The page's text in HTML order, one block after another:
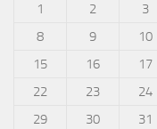
1
2 3
8
9 10
15
16 17
22
23 24
29
30
31